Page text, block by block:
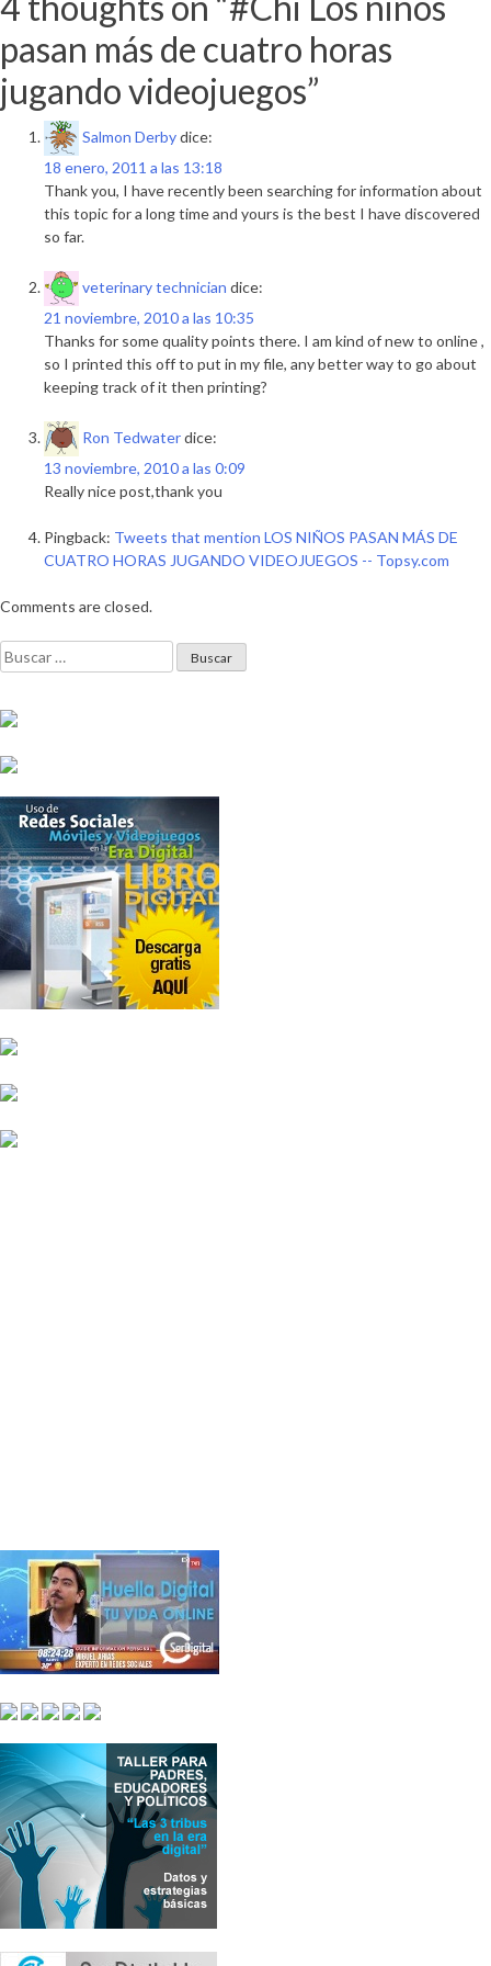
entradas
pasan más de cuatro horas
jugando videojuegos”
Salmon Derbydice:
18 enero, 2011 a las 13:18
Thank you, I have recently been searching for information about
this topic for a long time and yours is the best I have discovered
so far.
veterinary technician dice:
21 noviembre, 2010 a las 10:35
Thanks for some quality points there. I am kind of new to online ,
so I printed this off to put in my file, any better way to go about
keeping track of it then printing?
Ron Tedwaterdice:
13 noviembre, 2010 a las 0:09
Really nice post,thank you
Pingback: Tweets that mention LOS NIÑOS PASAN MÁS DE
CUATRO HORAS JUGANDO VIDEOJUEGOS -- Topsy.com
Comments are closed.
Buscar: